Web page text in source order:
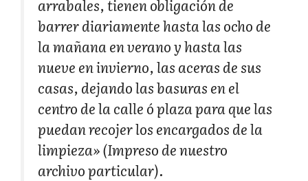
arrabales, tienen obligación de
barrer diariamente hasta las ocho de
la mañana en verano y hasta las
nueve en invierno, las aceras de sus
casas, dejando las basuras en el
centro de la calle ó plaza para que las
puedan recojer los encargados de la
limpieza» (Impreso de nuestro
archivo particular).